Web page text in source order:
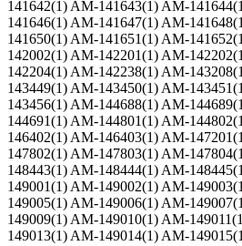
141642(1) AM-141643(1) AM-
141646(1) AM-141647(1) AM-
141650(1) AM-141651(1) AM-
142002(1) AM-142201(1) AM-
142204(1) AM-142238(1) AM-
143449(1) AM-143450(1) AM-
143456(1) AM-144688(1) AM-
144691(1) AM-144801(1) AM-
146402(1) AM-146403(1) AM-
147802(1) AM-147803(1) AM-
148443(1) AM-148444(1) AM-
149001(1) AM-149002(1) AM-
149005(1) AM-149006(1) AM-
149009(1) AM-149010(1) AM-
149013(1) AM-149014(1) AM-